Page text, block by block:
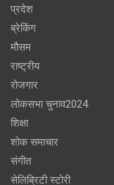
प्रदेश
ब्रेकिंग
मौसम
राष्ट्रीय
रोजगार
लोकसभा चुनाव2024
शिक्षा
शोक समाचार
संगीत
सेलिब्रिटी स्टोरी